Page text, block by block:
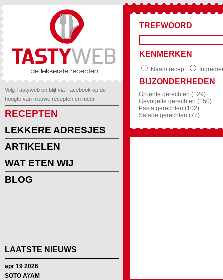
Volg Tastyweb en blijf via Facebook op de
hoogte van nieuwe recepten en meer.
RECEPTEN
LEKKERE ADRESJES
ARTIKELEN
WAT ETEN WIJ
BLOG
LAATSTE NIEUWS
apr 19 2026
SOTO AYAM
TREFWOORD
KENMERKEN
Naam recept
BIJZONDERHEDEN
Groente gerechten (129)
Gevogelte gerechten (150)
Pasta gerechten (102)
Salade gerechten (77)